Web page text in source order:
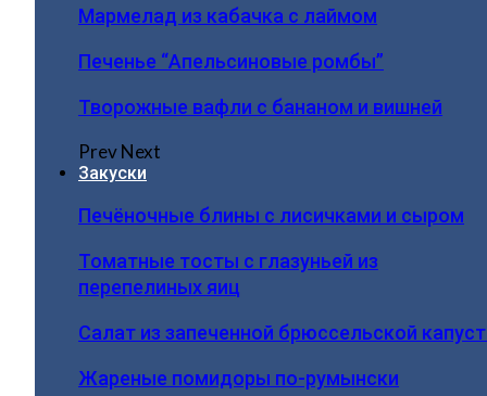
Мармелад из кабачка с лаймом
Печенье “Апельсиновые ромбы”
Творожные вафли с бананом и вишней
PrevNext
Закуски
Печёночные блины с лисичками и сыром
Томатные тосты с глазуньей из
перепелиных яиц
Салат из запеченной брюссельской
Жареные помидоры по-румынски